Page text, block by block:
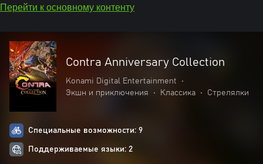
Перейти к основному контенту
Contra Anniversary Collection
Konami Digital Entertainment
•
Экшн и приключения
• Классика • Стрелялки
Специальные возможности: 9
Поддерживаемые языки: 2